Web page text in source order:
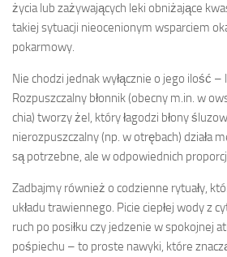
życia lub zażywających leki obniżające
takiej sytuacji nieocenionym wsparciem
pokarmowy.
Nie chodzi jednak wyłącznie o jego ilość
Rozpuszczalny błonnik (obecny m.in. w
chia) tworzy żel, który łagodzi błony
nierozpuszczalny (np. w otrębach) działa
są potrzebne, ale w odpowiednich
Zadbajmy również o codzienne rytuały,
układu trawiennego. Picie ciepłej wody z
ruch po posiłku czy jedzenie w spokojnej
pośpiechu – to proste nawyki, które